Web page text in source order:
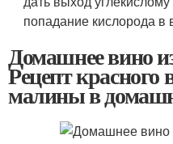
попадание кислорода в
Домашнее вино
Рецепт красного
малины в